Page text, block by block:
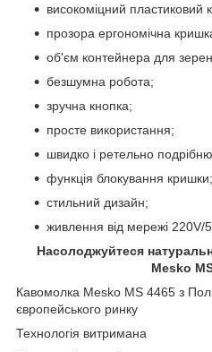
високоміцний пластиковий
прозора ергономічна
об'єм контейнера для
безшумна робота;
зручна кнопка;
просте використання;
швидко і ретельно
функція блокування кришки;
стильний дизайн;
живлення від мережі 220V/
Насолоджуйтеся
Mesko
Кавомолка Mesko MS 4465 з
європейського ринку
Технологія витримана